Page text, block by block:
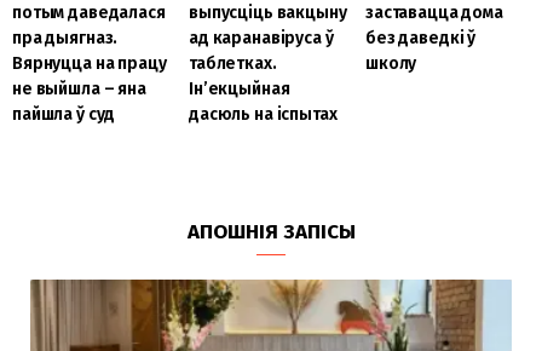
потым даведалася
пра дыягназ.
Вярнуцца на працу
не выйшла – яна
пайшла ў суд
выпусціць вакцыну
ад каранавіруса ў
таблетках.
Ін’екцыйная
дасюль на іспытах
заставацца дома
без даведкі ў
школу
АПОШНІЯ ЗАПІСЫ